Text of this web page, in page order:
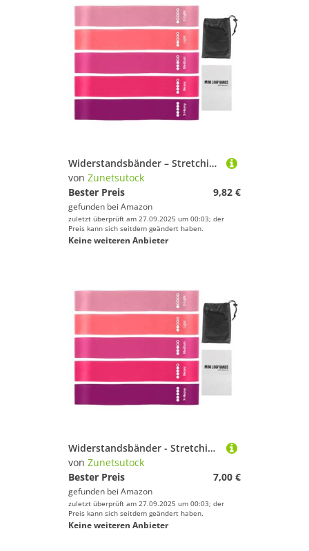
Widerstandsbänder – Stretching-Trainingsgürtel, Beinarmtraining, Ganzkörper-Fitness-Training und Straffung | Trainingseinheit für Co
von Zunetsutock
Bester Preis
9,82 €
gefunden bei Amazon
zuletzt überprüft am 27.09.2025 um 00:03; der
Preis kann sich seitdem geändert haben.
Keine weiteren Anbieter
Widerstandsbänder - Stretching -Übungsgürtel, Beine Arme Butt Workout, Ganzkörper -Fitness -Trainingskraft und Toning | Muskelaufbau -Übungssitzung Indoor Outdoor Yoga Training für Männer Männer
von Zunetsutock
Bester Preis
7,00 €
gefunden bei Amazon
zuletzt überprüft am 27.09.2025 um 00:03; der
Preis kann sich seitdem geändert haben.
Keine weiteren Anbieter